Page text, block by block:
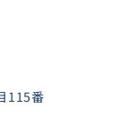
115番